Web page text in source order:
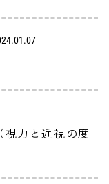
力と近視の度